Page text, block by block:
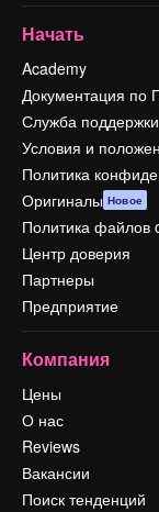
Начать
Academy
Документация по
Служба поддержки
Условия и
Политика
Оригиналы Новое
Политика файлов
Центр доверия
Партнеры
Предприятие
Компания
Цены
О нас
Reviews
Вакансии
Поиск тенденций